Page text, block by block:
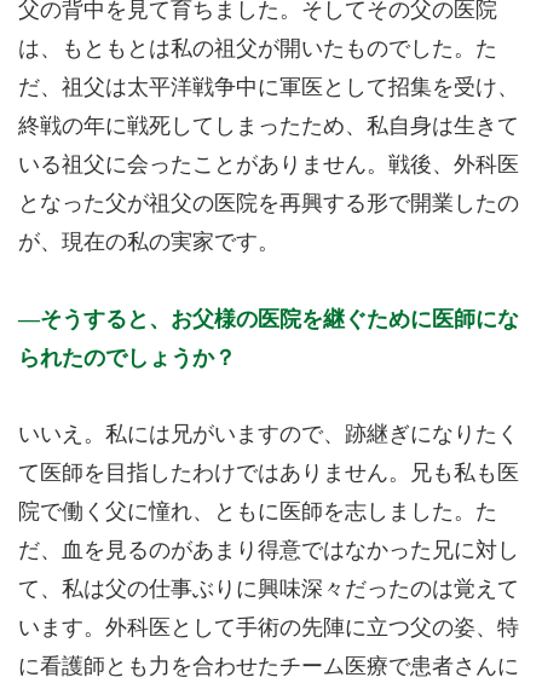
父の背中を見て育ちました。そしてその父の医院
は、もともとは私の祖父が開いたものでした。た
だ、祖父は太平洋戦争中に軍医として招集を受け、
終戦の年に戦死してしまったため、私自身は生きて
いる祖父に会ったことがありません。戦後、外科医
となった父が祖父の医院を再興する形で開業したの
が、現在の私の実家です。
そうすると、お父様の医院を継ぐために医師にな
られたのでしょうか？
いいえ。私には兄がいますので、跡継ぎになりたく
て医師を目指したわけではありません。兄も私も医
院で働く父に憧れ、ともに医師を志しました。た
だ、血を見るのがあまり得意ではなかった兄に対し
て、私は父の仕事ぶりに興味深々だったのは覚えて
います。外科医として手術の先陣に立つ父の姿、特
に看護師とも力を合わせたチーム医療で患者さんに